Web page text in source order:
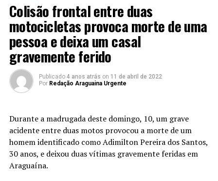
Colisão frontal entre duas
motocicletas provoca morte de uma
pessoa e deixa um casal
gravemente ferido
Publicado 4 anos atrás on 11 de abril de 2022
Por Redação Araguaina Urgente
Durante a madrugada deste domingo, 10, um grave
acidente entre duas motos provocou a morte de um
homem identificado como Adimilton Pereira dos Santos,
30 anos, e deixou duas vítimas gravemente feridas em
Araguaína.